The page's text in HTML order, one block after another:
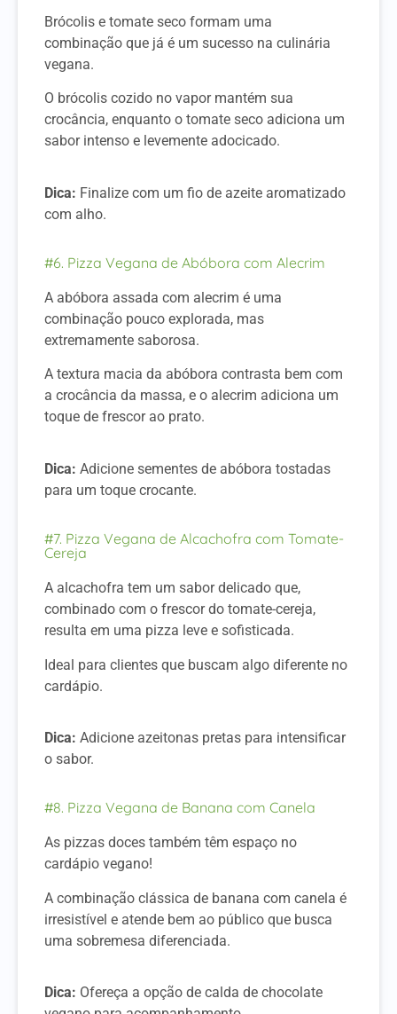
Brócolis e tomate seco formam uma
combinação que já é um sucesso na culinária
vegana.
O brócolis cozido no vapor mantém sua
crocância, enquanto o tomate seco adiciona um
sabor intenso e levemente adocicado.
Dica: Finalize com um fio de azeite aromatizado
com alho.
#6. Pizza Vegana de Abóbora com Alecrim
A abóbora assada com alecrim é uma
combinação pouco explorada, mas
extremamente saborosa.
A textura macia da abóbora contrasta bem com
a crocância da massa, e o alecrim adiciona um
toque de frescor ao prato.
Dica: Adicione sementes de abóbora tostadas
para um toque crocante.
#7. Pizza Vegana de Alcachofra com Tomate-
Cereja
A alcachofra tem um sabor delicado que,
combinado com o frescor do tomate-cereja,
resulta em uma pizza leve e sofisticada.
Ideal para clientes que buscam algo diferente no
cardápio.
Dica: Adicione azeitonas pretas para intensificar
o sabor.
#8. Pizza Vegana de Banana com Canela
As pizzas doces também têm espaço no
cardápio vegano!
A combinação clássica de banana com canela é
irresistível e atende bem ao público que busca
uma sobremesa diferenciada.
Dica: Ofereça a opção de calda de chocolate